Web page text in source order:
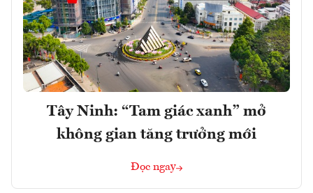
Tây Ninh: “Tam giác xanh” mở
không gian tăng trưởng mới
Đọc ngay